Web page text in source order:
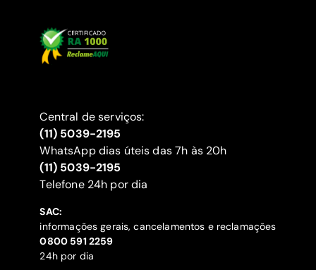
Central de serviços:
(11) 5039-2195
WhatsApp dias úteis das 7h às 20h
(11) 5039-2195
‍Telefone 24h por dia
SAC:
informações gerais, cancelamentos e reclamações
‍0800 591 2259
24h por dia